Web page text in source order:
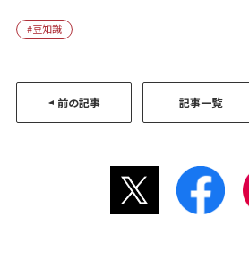
豆知識
前の記事 記事一覧